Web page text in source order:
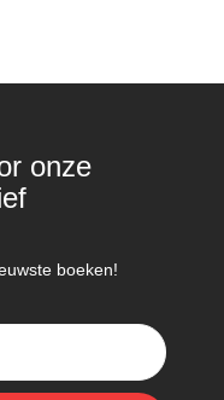
onze
boeken!